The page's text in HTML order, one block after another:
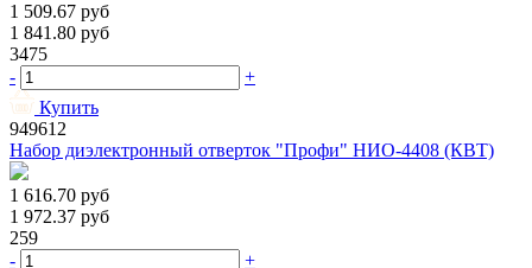
1 509.67 руб
1 841.80 руб
3475
-
+
Купить
949612
Набор диэлектронный отверток "Профи" НИО-4408 (КВТ)
1 616.70 руб
1 972.37 руб
259
-
+